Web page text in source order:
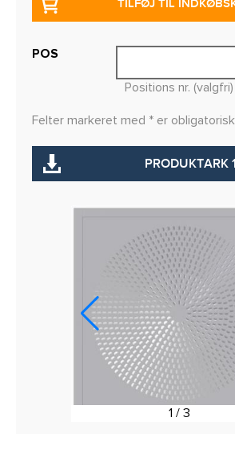
TILFØJ TIL
POS
Positions nr. (valgfri)
Felter markeret med * er
PRODUKTARK 1
1 / 3